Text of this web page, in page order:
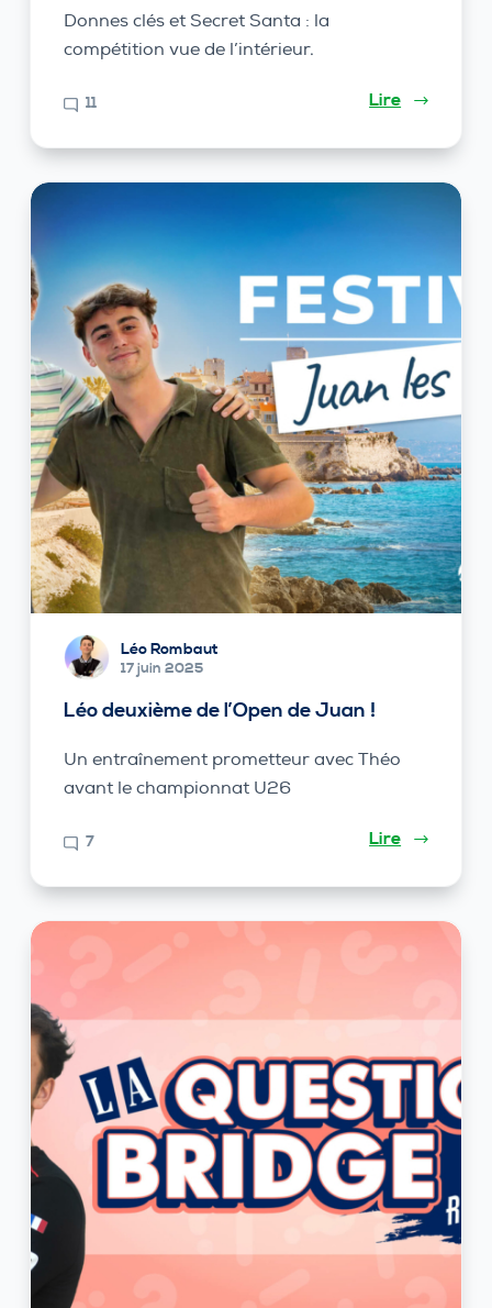
Donnes clés et Secret Santa : la
compétition vue de l’intérieur.
11 Lire
Léo Rombaut
17 juin 2025
Léo deuxième de l’Open de Juan !
Un entraînement prometteur avec Théo
avant le championnat U26
7 Lire